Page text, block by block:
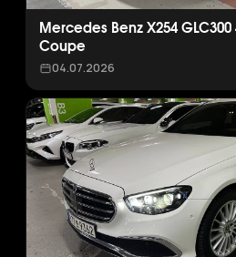
Mercedes Benz X254
Coupe
04.07.2026